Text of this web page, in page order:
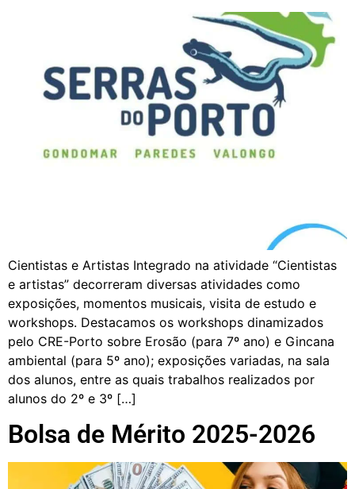
Cientistas e Artistas Integrado na atividade “Cientistas
e artistas” decorreram diversas atividades como
exposições, momentos musicais, visita de estudo e
workshops. Destacamos os workshops dinamizados
pelo CRE-Porto sobre Erosão (para 7º ano) e Gincana
ambiental (para 5º ano); exposições variadas, na sala
dos alunos, entre as quais trabalhos realizados por
alunos do 2º e 3º […]
Bolsa de Mérito 2025-2026